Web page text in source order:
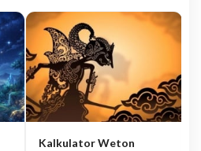
Kalkulator Weton